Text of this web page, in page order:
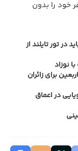
خود را بدون
تور تایلند از
نوزاد
برای زائران
در اعماق